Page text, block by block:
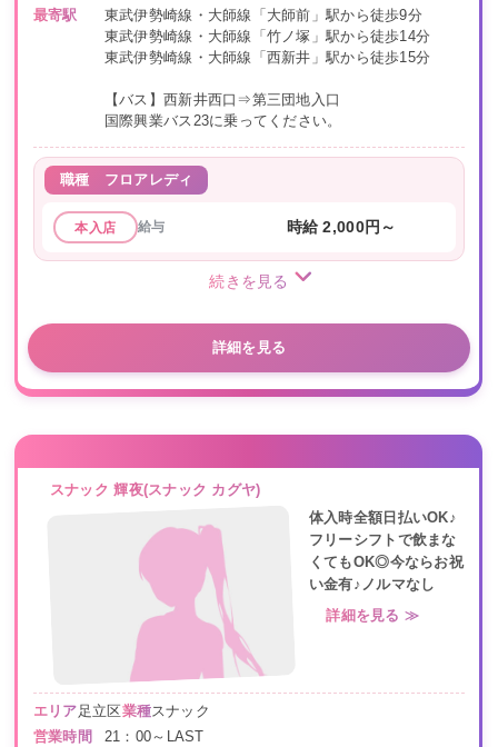
最寄駅
東武伊勢崎線・大師線「大師前」駅から徒歩9分
東武伊勢崎線・大師線「竹ノ塚」駅から徒歩14分
東武伊勢崎線・大師線「西新井」駅から徒歩15分
【バス】西新井西口⇒第三団地入口
国際興業バス23に乗ってください。
職種 フロアレディ
本入店 給与 時給 2,000円～
続きを見る
詳細を見る
スナック 輝夜(スナック カグヤ)
体入時全額日払いOK♪
フリーシフトで飲まな
くてもOK◎今ならお祝
い金有♪ノルマなし
詳細を見る ≫
エリア足立区 業種スナック
営業時間
21：00～LAST